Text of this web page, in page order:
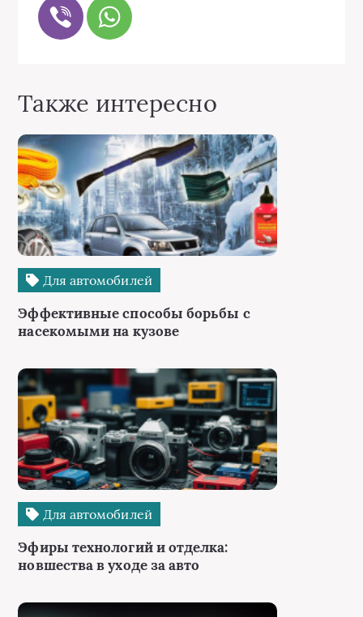
Также интересно
Для автомобилей
Эффективные способы борьбы с
насекомыми на кузове
Для автомобилей
Эфиры технологий и отделка:
новшества в уходе за авто